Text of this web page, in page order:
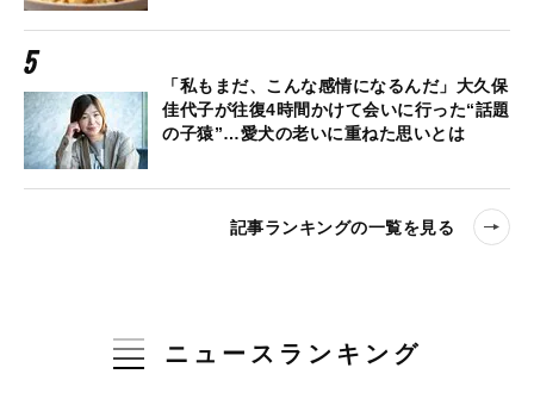
「私もまだ、こんな感情になるんだ」大久保
佳代子が往復4時間かけて会いに行った“話題
の子猿”…愛犬の老いに重ねた思いとは
記事ランキングの一覧を見る
ニュースランキング